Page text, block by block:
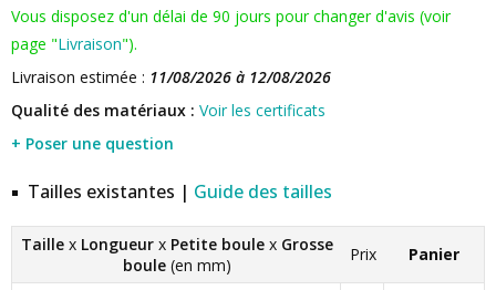
Vous disposez d'un délai de 90 jours pour changer d'avis (voir
page "Livraison").
Livraison estimée : 11/08/2026 à 12/08/2026
Qualité des matériaux : Voir les certificats
+ Poser une question
Tailles existantes | Guide des tailles
Taille x Longueur x Petite boule x Grosse
boule (en mm)
Prix Panier